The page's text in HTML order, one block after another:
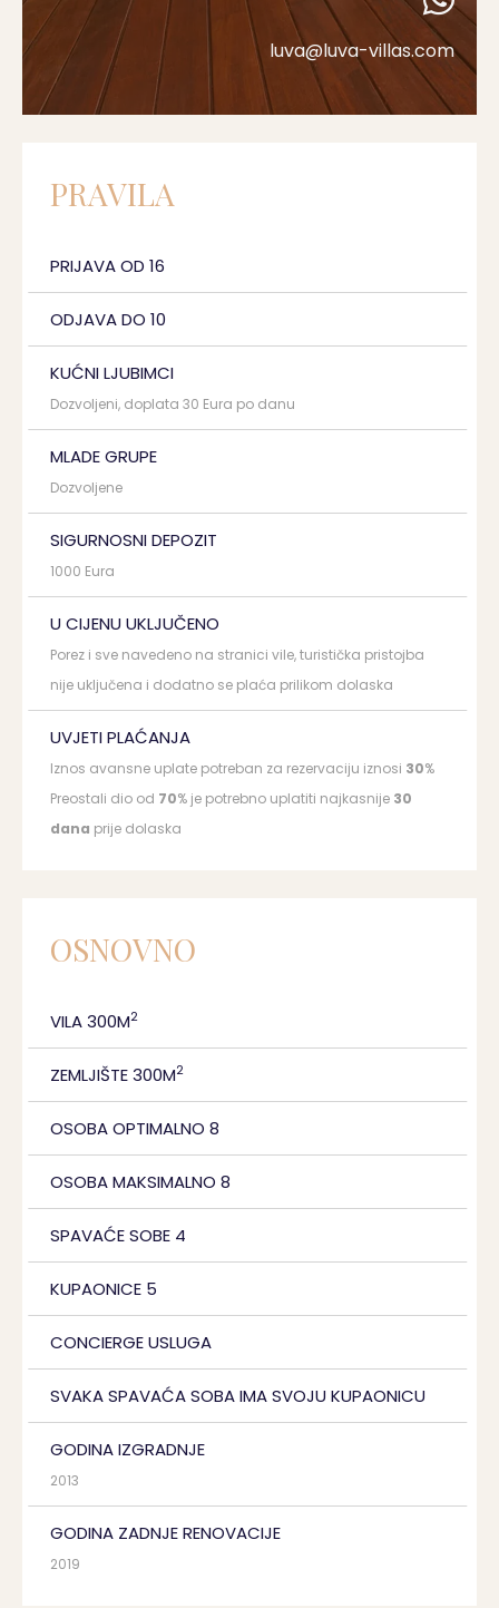
luva@luva-villas.com
PRAVILA
PRIJAVA OD 16
ODJAVA DO 10
KUĆNI LJUBIMCI
Dozvoljeni, doplata 30 Eura po danu
MLADE GRUPE
Dozvoljene
SIGURNOSNI DEPOZIT
1000 Eura
U CIJENU UKLJUČENO
Porez i sve navedeno na stranici vile, turistička pristojba
nije uključena i dodatno se plaća prilikom dolaska
UVJETI PLAĆANJA
Iznos avansne uplate potreban za rezervaciju iznosi 30%
Preostali dio od 70% je potrebno uplatiti najkasnije 30
dana prije dolaska
OSNOVNO
VILA 300M2
ZEMLJIŠTE 300M2
OSOBA OPTIMALNO 8
OSOBA MAKSIMALNO 8
SPAVAĆE SOBE 4
KUPAONICE 5
CONCIERGE USLUGA
SVAKA SPAVAĆA SOBA IMA SVOJU KUPAONICU
GODINA IZGRADNJE
2013
GODINA ZADNJE RENOVACIJE
2019